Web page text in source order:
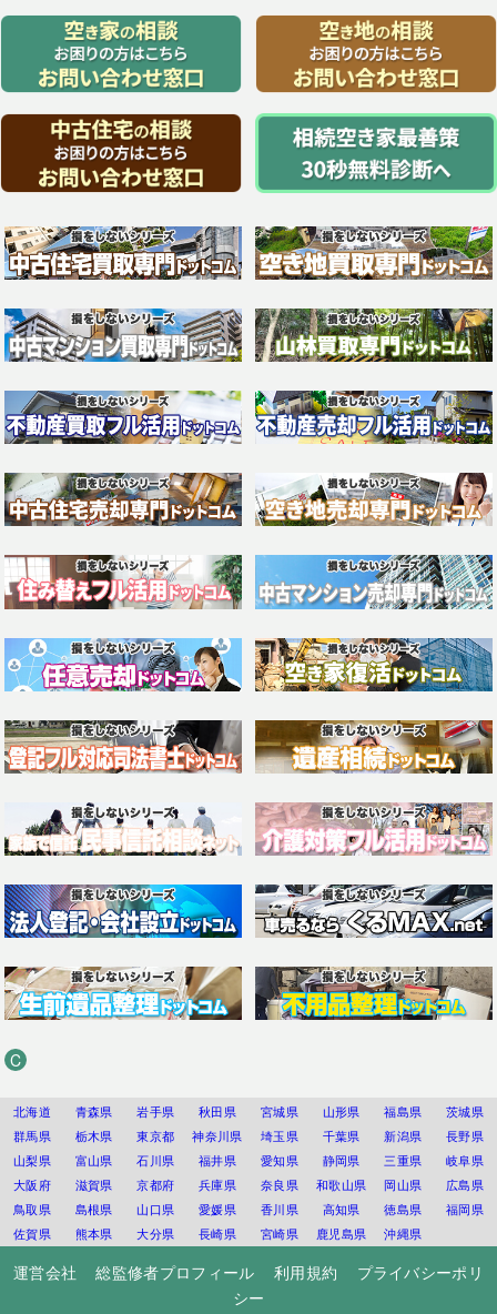
C
北海道 青森県 岩手県 秋田県 宮城県 山形県 福島県
茨城県
群馬県
栃木県 東京都 神奈川県 埼玉県 千葉県 新潟県
長野県
山梨県
富山県 石川県 福井県 愛知県 静岡県 三重県
岐阜県
大阪府
滋賀県 京都府 兵庫県 奈良県 和歌山県 岡山県
広島県
鳥取県
島根県 山口県 愛媛県 香川県 高知県 徳島県
福岡県
佐賀県
熊本県 大分県 長崎県 宮崎県 鹿児島県 沖縄県
運営会社 総監修者プロフィール 利用規約
プライバシーポリ
シー